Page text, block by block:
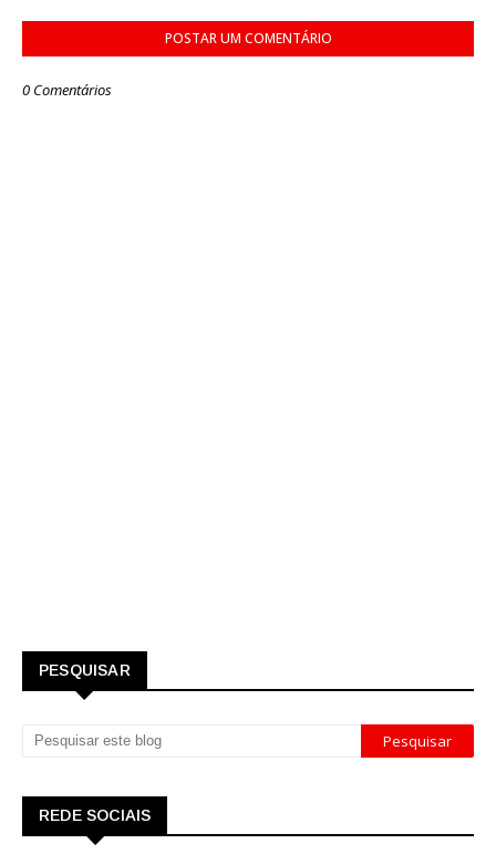
POSTAR UM COMENTÁRIO
0 Comentários
PESQUISAR
REDE SOCIAIS